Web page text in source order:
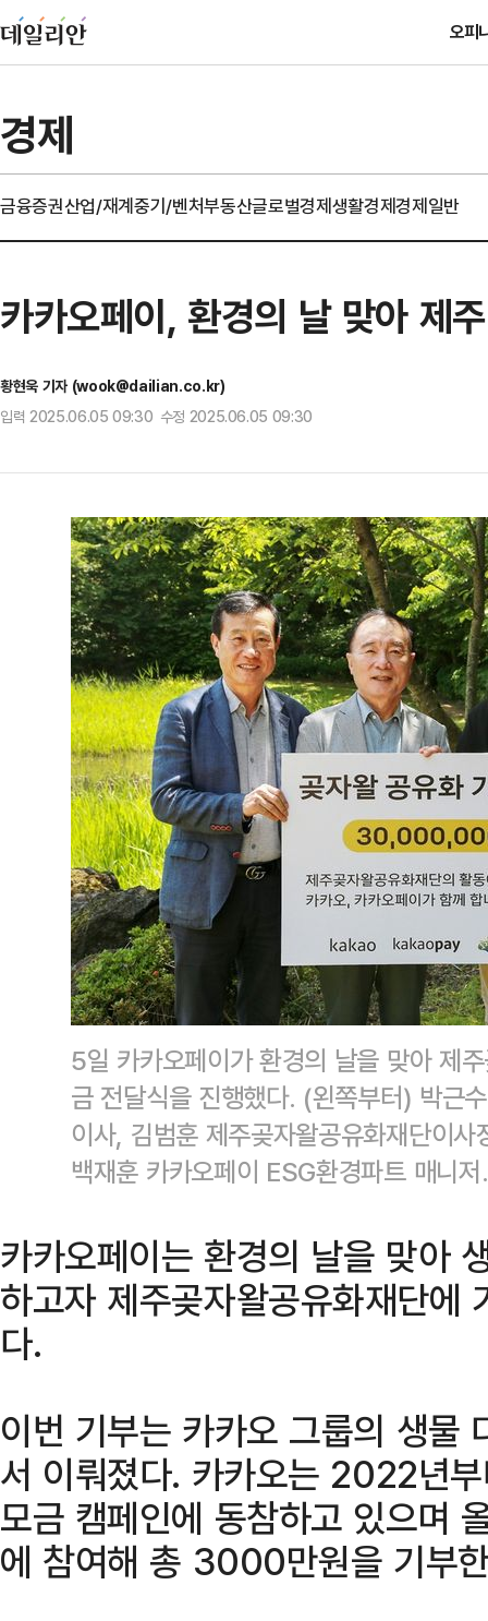
오피
경제
금융증권산업/재계중기/벤처부동산글로벌경제생활경제경제일반
카카오페이, 환경의 날 맞아 제
황현욱 기자 (wook@dailian.co.kr)
입력 2025.06.05 09:30 수정 2025.06.05 09:30
5일 카카오페이가 환경의 날을 맞아 제
금 전달식을 진행했다. (왼쪽부터) 박근
이사, 김범훈 제주곶자왈공유화재단이
백재훈 카카오페이 ESG환경파트 매니
카카오페이는 환경의 날을 맞아
하고자 제주곶자왈공유화재단에
다.
이번 기부는 카카오 그룹의 생물
서 이뤄졌다. 카카오는 2022년
모금 캠페인에 동참하고 있으며
에 참여해 총 3000만원을 기부